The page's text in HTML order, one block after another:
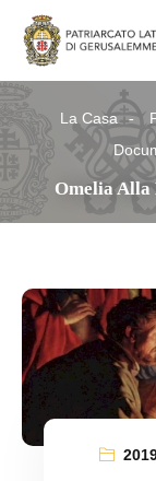
La Casa
Omelia Alla